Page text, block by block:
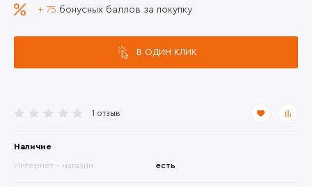
1 отзыв
Наличие
Интернет - магазин есть
+ 75 бонусных баллов за покупку
В ОДИН КЛИК